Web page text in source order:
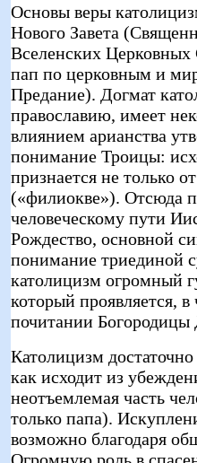
Основы веры
Нового Завета
Вселенских
пап по церковным и
Предание). Догмат
православию, имеет
влиянием арианства
понимание Троицы:
признается не только
(«филиокве»). Отсюда
человеческому пути
Рождество, основной
понимание триединой
католицизм огромный
который проявляется,
почитании
Католицизм
как исходит из
неотъемлемая часть
только папа).
возможно благодаря